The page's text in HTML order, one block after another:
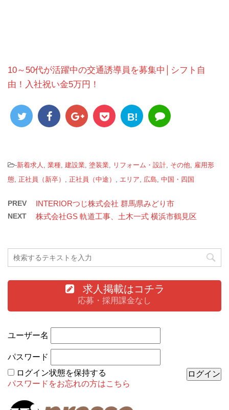
10～50代が活躍中の交通誘導員を募集中│シフト自
由！入社祝い金5万円！
B!
-新着求人 業種 建設業 塗装業 リフォーム・設計 その他
雇用形
態 正社員（新卒） 正社員（中途） エリア 広島 中国・四国
PREV INTERIORつじ株式会社 群馬県みどり市
NEXT 株式会社GS 軌道工事、土木一式 横浜市鶴見区
求人掲載はコチラ
応募・採用課金なし
ユーザー名
パスワード
ログイン状態を保持する
パスワードをお忘れの方はこちら